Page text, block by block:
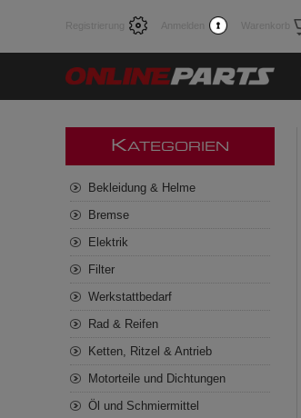
Registrierung Anmelden Warenkorb
KATEGORIEN
Bekleidung & Helme
Bremse
Elektrik
Filter
Werkstattbedarf
Rad & Reifen
Ketten, Ritzel & Antrieb
Motorteile und Dichtungen
Öl und Schmiermittel